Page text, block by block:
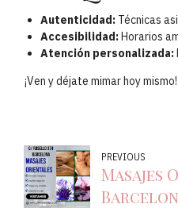
Autenticidad: Técnicas
Accesibilidad:Horarios
Atención personalizada:
¡Ven y déjate mimar hoy mismo!
PREVIOUS
Masajes